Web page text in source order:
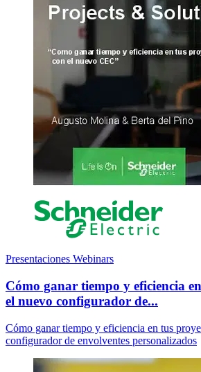
Presentaciones Webinars
Cómo ganar tiempo y eficiencia
el nuevo configurador de...
Cómo ganar tiempo y eficiencia en tus
configurador de envolventes personalizados